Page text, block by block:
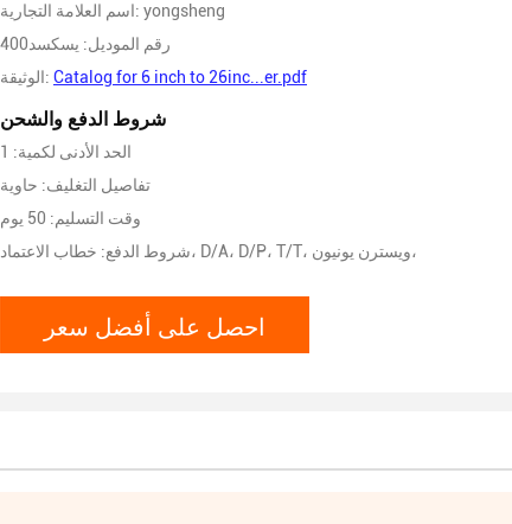
اسم العلامة التجارية: yongsheng
رقم الموديل: يسكسد400
الوثيقة: Catalog for 6 inch to 26inc...er.pdf
شروط الدفع والشحن
الحد الأدنى لكمية: 1
تفاصيل التغليف: حاوية
وقت التسليم: 50 يوم
شروط الدفع: خطاب الاعتماد، D/A، D/P، T/T، ويسترن يونيون،
احصل على أفضل سعر